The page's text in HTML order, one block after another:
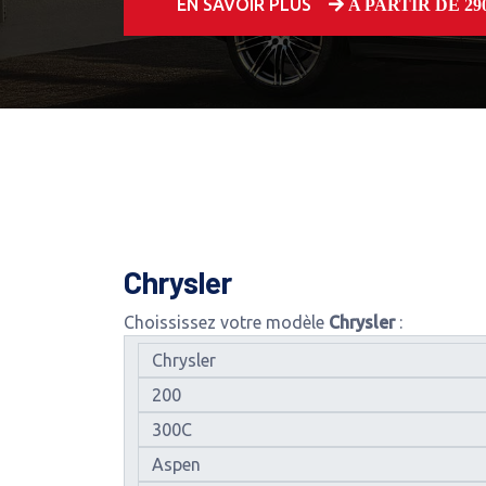
A PARTIR DE
Chrysler
Choississez votre modèle Chrysler: